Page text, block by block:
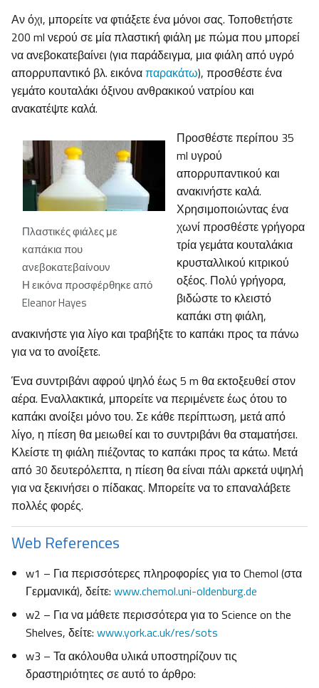
Αν όχι, μπορείτε να φτιάξετε ένα μόνοι σας. Τοποθετήστε
200 ml νερού σε μία πλαστική φιάλη με πώμα που μπορεί
να ανεβοκατεβαίνει (για παράδειγμα, μια φιάλη από υγρό
απορρυπαντικό βλ. εικόναπαρακάτω), προσθέστε ένα
γεμάτο κουταλάκι όξινου ανθρακικού νατρίου και
ανακατέψτε καλά.
Πλαστικές φιάλες με
καπάκια που
ανεβοκατεβαίνουν
Η εικόνα προσφέρθηκε από
Eleanor Hayes
Προσθέστε περίπου 35
ml υγρού
απορρυπαντικού και
ανακινήστε καλά.
Χρησιμοποιώντας ένα
χωνί προσθέστε γρήγορα
τρία γεμάτα κουταλάκια
κρυσταλλικού κιτρικού
οξέος. Πολύ γρήγορα,
βιδώστε το κλειστό
καπάκι στη φιάλη,
ανακινήστε για λίγο και τραβήξτε το καπάκι προς τα πάνω
για να το ανοίξετε.
Ένα συντριβάνι αφρού ψηλό έως 5 m θα εκτοξευθεί στον
αέρα. Εναλλακτικά, μπορείτε να περιμένετε έως ότου το
καπάκι ανοίξει μόνο του. Σε κάθε περίπτωση, μετά από
λίγο, η πίεση θα μειωθεί και το συντριβάνι θα σταματήσει.
Κλείστε τη φιάλη πιέζοντας το καπάκι προς τα κάτω. Μετά
από 30 δευτερόλεπτα, η πίεση θα είναι πάλι αρκετά υψηλή
για να ξεκινήσει ο πίδακας. Μπορείτε να το επαναλάβετε
πολλές φορές.
Web References
w1 – Για περισσότερες πληροφορίες για το Chemol (στα
Γερμανικά), δείτε: www.chemol.uni-oldenburg.de
w2 – Για να μάθετε περισσότερα για το Science on the
Shelves, δείτε: www.york.ac.uk/res/sots
w3 – Τα ακόλουθα υλικά υποστηρίζουν τις
δραστηριότητες σε αυτό το άρθρο: